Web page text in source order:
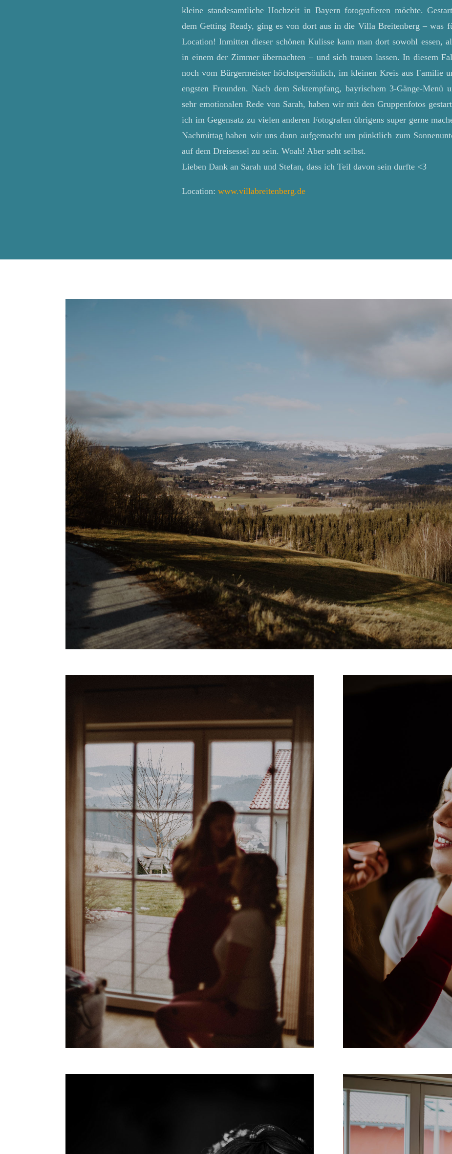
kleine standesamtliche Hochzeit in Bayern fotografieren möchte.
dem Getting Ready, ging es von dort aus in die Villa Breitenberg – was
Location! Inmitten dieser schönen Kulisse kann man dort sowohl essen,
in einem der Zimmer übernachten – und sich trauen lassen. In diesem
noch vom Bürgermeister höchstpersönlich, im kleinen Kreis aus Familie
engsten Freunden. Nach dem Sektempfang, bayrischem 3-Gänge-Menü
sehr emotionalen Rede von Sarah, haben wir mit den Gruppenfotos
ich im Gegensatz zu vielen anderen Fotografen übrigens super gerne
Nachmittag haben wir uns dann aufgemacht um pünktlich zum
auf dem Dreisessel zu sein. Woah! Aber seht selbst.
Lieben Dank an Sarah und Stefan, dass ich Teil davon sein durfte <3
Location: www.villabreitenberg.de